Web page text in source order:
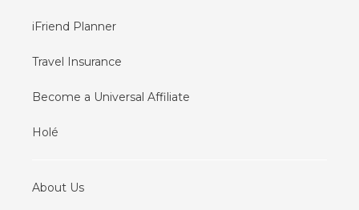
iFriend Planner
Travel Insurance
Become a Universal Affiliate
Holé
About Us